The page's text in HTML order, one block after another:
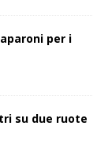
per i
su due ruote